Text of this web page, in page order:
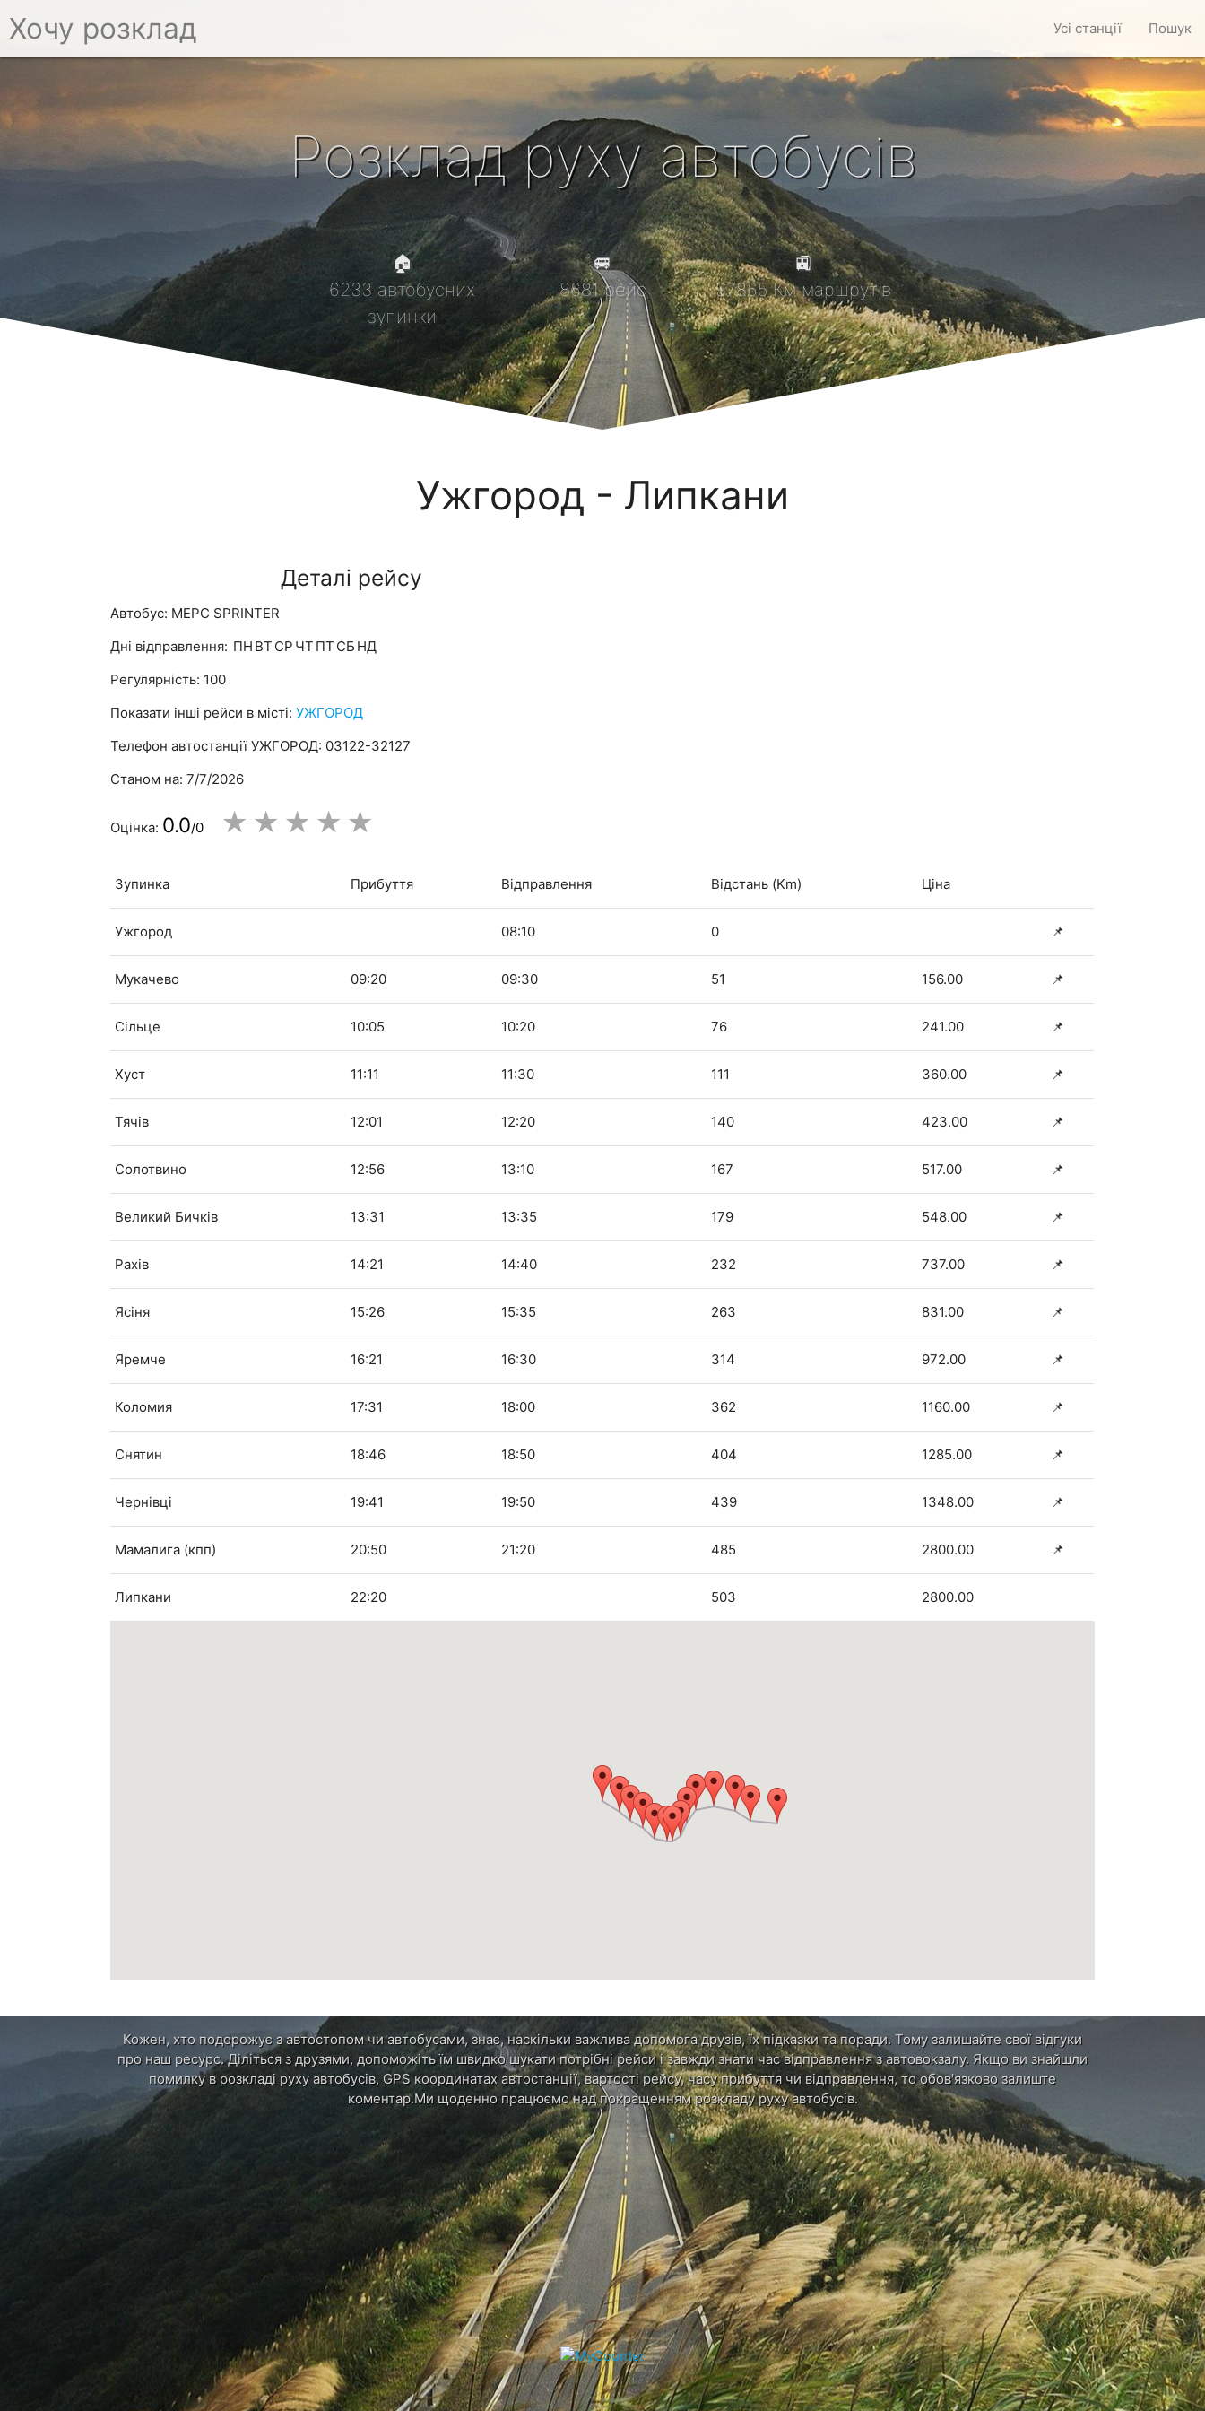
Хочу розклад Усі станції Пошук
Розклад руху автобусів
🏠
6233 автобусних
зупинки
🚐
8681 рейс
🚉
97865 Км маршрутів
Ужгород - Липкани
Деталі рейсу
Автобус: МЕРС SPRINTER
Дні відправлення: ПН ВТ СР ЧТ ПТ СБ НД
Регулярність: 100
Показати інші рейси в місті:УЖГОРОД
Телефон автостанції УЖГОРОД: 03122-32127
Станом на: 7/7/2026
Оцінка: 0.0/0 ★ ★ ★ ★ ★
Зупинка Прибуття Відправлення Відстань (Km) Ціна
Ужгород 08:10 0 📌
Мукачево 09:20 09:30 51 156.00 📌
Сільце 10:05 10:20 76 241.00 📌
Хуст 11:11 11:30 111 360.00 📌
Тячів 12:01 12:20 140 423.00 📌
Солотвино 12:56 13:10 167 517.00 📌
Великий Бичків 13:31 13:35 179 548.00 📌
Рахів 14:21 14:40 232 737.00 📌
Ясіня 15:26 15:35 263 831.00 📌
Яремче 16:21 16:30 314 972.00 📌
Коломия 17:31 18:00 362 1160.00 📌
Снятин 18:46 18:50 404 1285.00 📌
Чернівці 19:41 19:50 439 1348.00 📌
Мамалига (кпп) 20:50 21:20 485 2800.00 📌
Липкани 22:20 503 2800.00
Кожен, хто подорожує з автостопом чи автобусами, знає, наскільки важлива допомога друзів, їх підказки та поради. Тому залишайте свої відгуки
про наш ресурс. Діліться з друзями, допоможіть їм швидко шукати потрібні рейси і завжди знати час відправлення з автовокзалу. Якщо ви знайшли
помилку в розкладі руху автобусів, GPS координатах автостанції, вартості рейсу, часу прибуття чи відправлення, то обов'язково залиште
коментар.Ми щоденно працюємо над покращенням розкладу руху автобусів.